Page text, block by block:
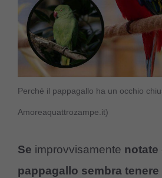
Perché il pappagallo ha un occhio
Amoreaquattrozampe.it)
Se improvvisamente notate
pappagallo sembra